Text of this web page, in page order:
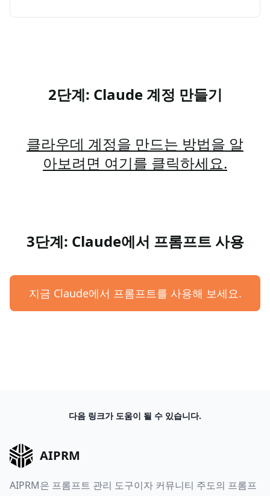
2단계: Claude 계정 만들기
클라우데 계정을 만드는 방법을 알
아보려면 여기를 클릭하세요.
3단계: Claude에서 프롬프트 사용
지금 Claude에서 프롬프트를 사용해 보세요.
다음 링크가 도움이 될 수 있습니다.
AIPRM
AIPRM은 프롬프트 관리 도구이자 커뮤니티 주도의 프롬프